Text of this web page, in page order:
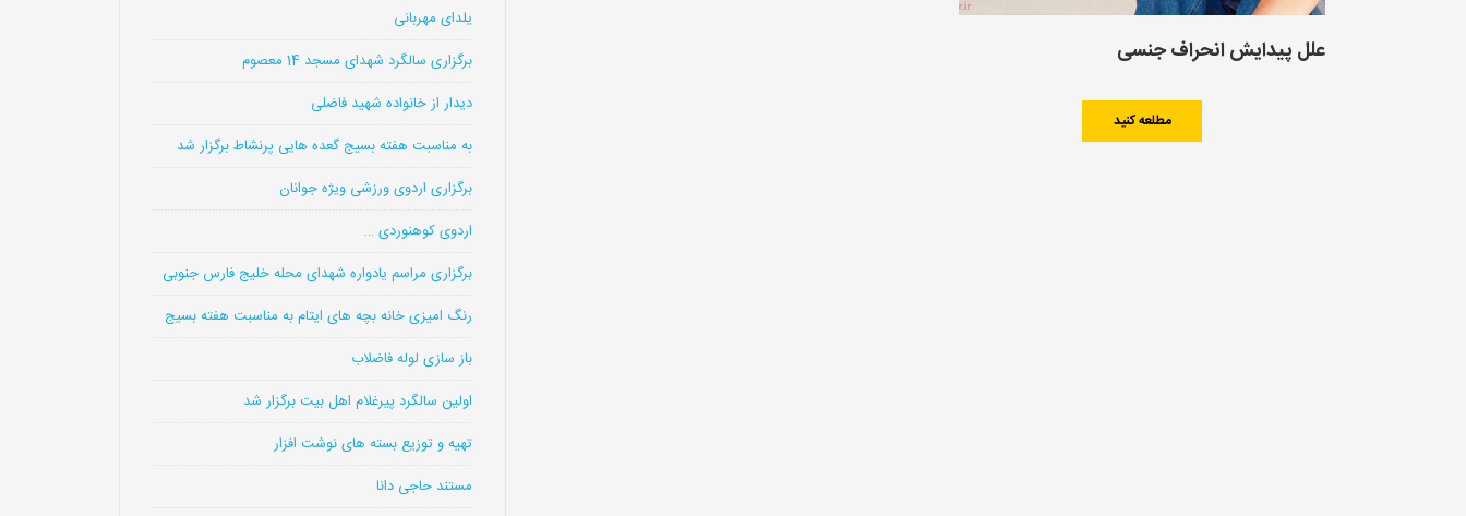
علل پیدایش انحراف جنسی
مطلعه کنید
یلدای مهربانی
برگزاری سالگرد شهدای مسجد 14 معصوم
دیدار از خانواده شهید فاضلی
به مناسبت هفته بسیج گعده هایی پرنشاط برگزار شد
برگزاری اردوی ورزشی ویژه جوانان
اردوی کوهنوردی …
برگزاری مراسم یادواره شهدای محله خلیج فارس جنوبی
رنگ امیزی خانه بچه های ایتام به مناسبت هفته بسیج
باز سازی لوله فاضلاب
اولین سالگرد پیرغلام اهل بیت برگزار شد
تهیه و توزیع بسته های نوشت افزار
مستند حاجی دانا